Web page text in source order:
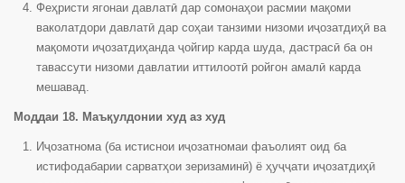
Феҳристи ягонаи давлатӣ дар сомонаҳои расмии мақоми
ваколатдори давлатӣ дар соҳаи танзими низоми иҷозатдиҳӣ ва
мақомоти иҷозатдиҳанда ҷойгир карда шуда, дастрасӣ ба он
тавассути низоми давлатии иттилоотӣ ройгон амалӣ карда
мешавад.
Моддаи 18. Маъқулдонии худ аз худ
Иҷозатнома (ба истиснои иҷозатномаи фаъолият оид ба
истифодабарии сарватҳои зеризаминӣ) ё ҳуҷҷати иҷозатдиҳӣ